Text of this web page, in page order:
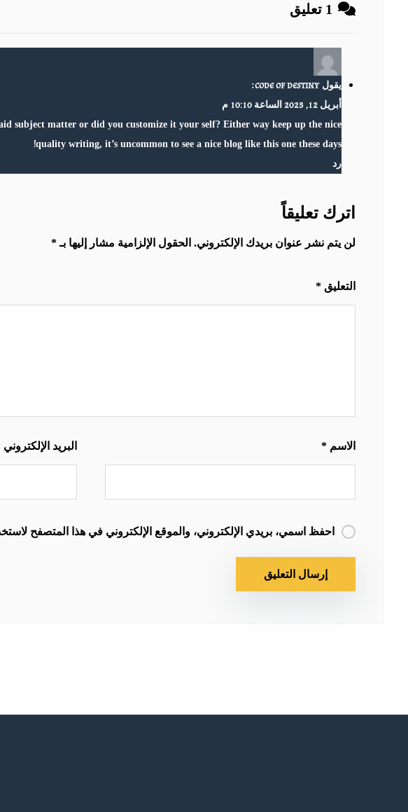
1 تعليق
يقول code of destiny
:
أبريل 12, 2025 الساعة 10:10 م
subject matter or did you customize it your self? Either way keep up the nice
quality writing, it’s uncommon to see a nice blog like this one these days
!
رد
اترك تعليقاً
لن يتم نشر عنوان بريدك الإلكتروني. الحقول الإلزامية مشار إليها بـ*
التعليق *
الاسم * البريد الإلكتروني
احفظ اسمي، بريدي الإلكتروني، والموقع الإلكتروني في هذا المتصفح